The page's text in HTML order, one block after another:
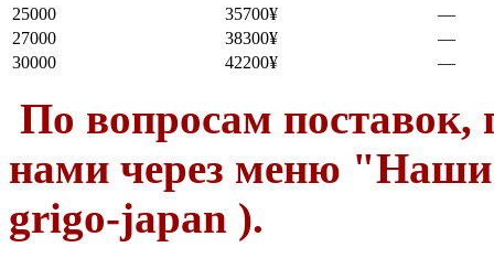
25000
35700¥
—
27000
38300¥
—
30000
42200¥ —
По вопросам поставок,
нами через меню
grigo-japan ).